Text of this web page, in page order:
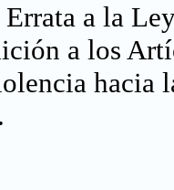
Errata a la
a los
hacia